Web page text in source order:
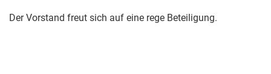
Der Vorstand freut sich auf eine rege Beteiligung.